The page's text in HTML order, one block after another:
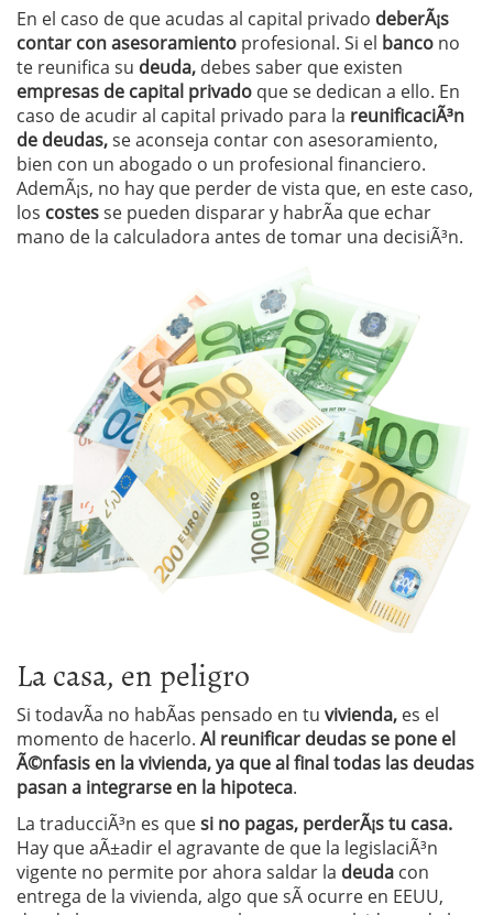
En el caso de que acudas al capital privado deberÃ¡s
contar con asesoramiento profesional. Si el banco no
te reunifica su deuda, debes saber que existen
empresas de capital privado que se dedican a ello. En
caso de acudir al capital privado para la reunificaciÃ³n
de deudas,se aconseja contar con asesoramiento,
bien con un abogado o un profesional financiero.
AdemÃ¡s, no hay que perder de vista que, en este caso,
los costesse pueden disparar y habrÃ­a que echar
mano de la calculadora antes de tomar una decisiÃ³n.
La casa, en peligro
Si todavÃ­a no habÃ­as pensado en tu vivienda, es el
momento de hacerlo. Al reunificar deudas se pone el
Ã©nfasis en la vivienda, ya que al final todas las deudas
pasan a integrarse en la hipoteca.
La traducciÃ³n es quesi no pagas, perderÃ¡s tu casa.
Hay que aÃ±adir el agravante de que la legislaciÃ³n
vigente no permite por ahora saldar la deuda con
entrega de la vivienda, algo que sÃ­ ocurre en EEUU,